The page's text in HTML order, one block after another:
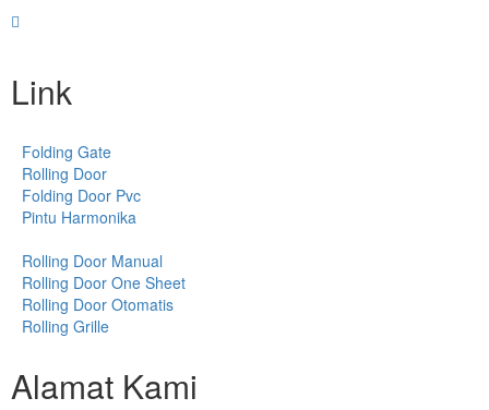
Link
Folding Gate
Rolling Door
Folding Door Pvc
Pintu Harmonika
Rolling Door Manual
Rolling Door One Sheet
Rolling Door Otomatis
Rolling Grille
Alamat Kami